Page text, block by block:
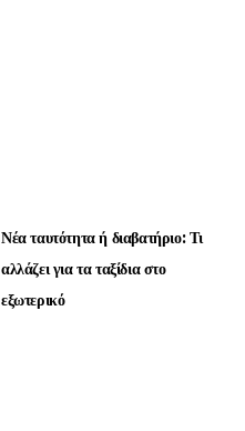
Νέα ταυτότητα ή διαβατήριο: Τι
αλλάζει για τα ταξίδια στο
εξωτερικό